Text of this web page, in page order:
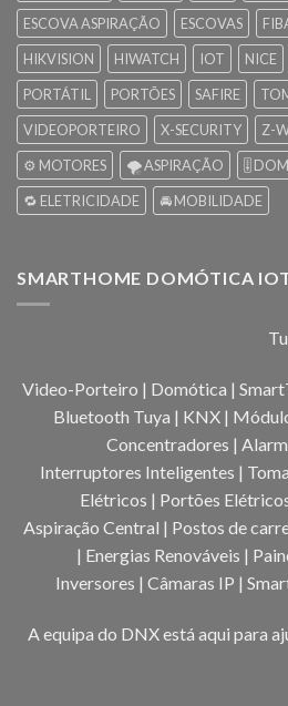
ESCOVA ASPIRAÇÃO
ESCOVAS
HIKVISION
HIWATCH IOT NICE
PORTÁTIL
PORTÕES SAFIRE
VIDEOPORTEIRO
X-SECURITY Z-
⚙️ MOTORES
🌪️ ASPIRAÇÃO 🎚️
🔁 ELETRICIDADE
🚘 MOBILIDADE
SMARTHOME DOMÓTICA
Video-Porteiro | Domótica |
Bluetooth Tuya | KNX |
Concentradores |
Interruptores Inteligentes |
Elétricos | Portões
Aspiração Central | Postos de
| Energias Renováveis |
Inversores | Câmaras IP |
A equipa do DNX está aqui para